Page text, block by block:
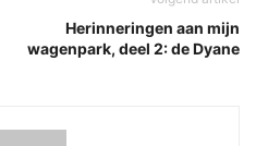
Herinneringen aan mijn
wagenpark, deel 2: de Dyane